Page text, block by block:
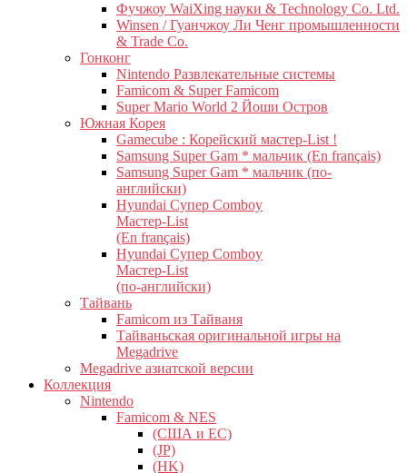
Фучжоу WaiXing науки & Technology Co. Ltd.
Winsen / Гуанчжоу Ли Ченг промышленности
& Trade Co.
Гонконг
Nintendo Развлекательные системы
Famicom & Super Famicom
Super Mario World 2 Йоши Остров
Южная Корея
Gamecube : Корейский мастер-List !
Samsung Super Gam * мальчик (En français)
Samsung Super Gam * мальчик (по-
английски)
Hyundai Супер Comboy
Мастер-List
(En français)
Hyundai Супер Comboy
Мастер-List
(по-английски)
Тайвань
Famicom из Тайваня
Тайваньская оригинальной игры на
Megadrive
Megadrive азиатской версии
Коллекция
Nintendo
Famicom & NES
(США и ЕС)
(JP)
(HK)